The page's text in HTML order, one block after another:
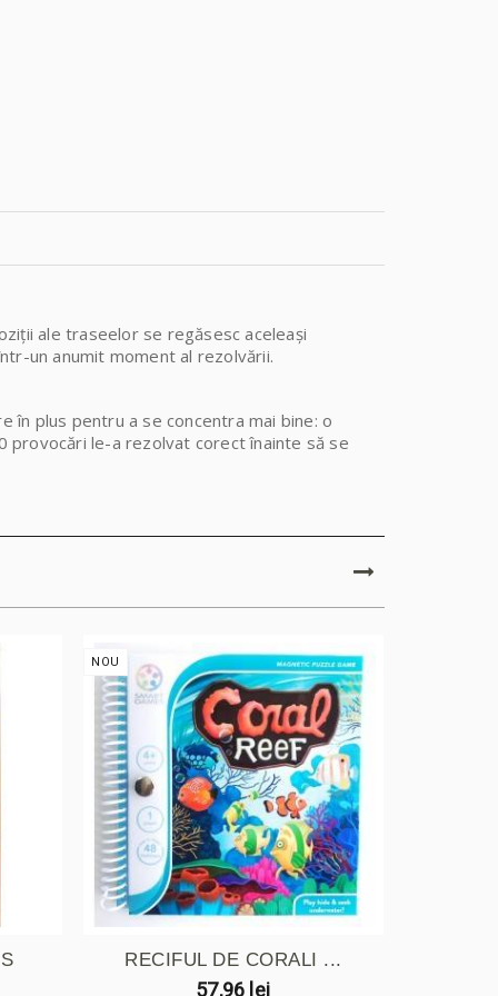
ale traseelor se regăsesc aceleași
un anumit moment al rezolvării.
în plus pentru a se concentra mai bine: o
provocări le-a rezolvat corect înainte să se
NOU
RECIFUL DE CORALI ...
57,96 lei